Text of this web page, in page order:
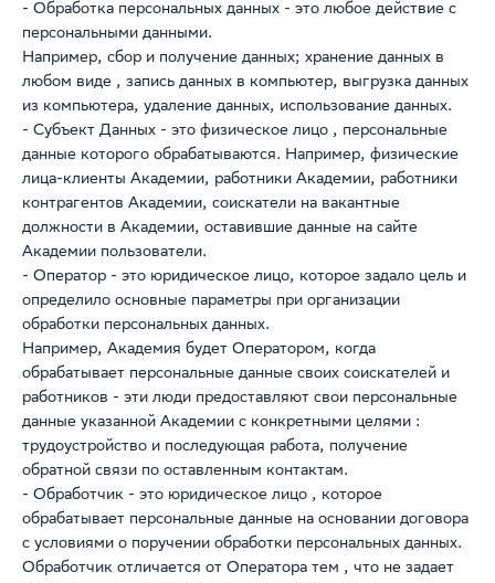
- Обработка персональных данных - это любое действие с
персональными данными.
Например, сбор и получение данных; хранение данных в
любом виде , запись данных в компьютер, выгрузка данных
из компьютера, удаление данных, использование данных.
- Субъект Данных - это физическое лицо , персональные
данные которого обрабатываются. Например, физические
лица-клиенты Академии, работники Академии, работники
контрагентов Академии, соискатели на вакантные
должности в Академии, оставившие данные на сайте
Академии пользователи.
- Оператор - это юридическое лицо, которое задало цель и
определило основные параметры при организации
обработки персональных данных.
Например, Академия будет Оператором, когда
обрабатывает персональные данные своих соискателей и
работников - эти люди предоставляют свои персональные
данные указанной Академии с конкретными целями :
трудоустройство и последующая работа, получение
обратной связи по оставленным контактам.
- Обработчик - это юридическое лицо , которое
обрабатывает персональные данные на основании договора
с условиями о поручении обработки персональных данных.
Обработчик отличается от Оператора тем , что не задает